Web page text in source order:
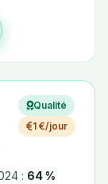
Qualité
1 €/jour
: 64 %